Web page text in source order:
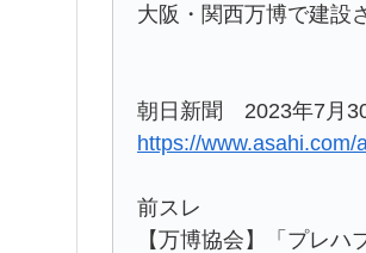
大阪・関西万博で建設
朝日新聞 2023年7月
https://
前スレ
【万博協会】「プレ